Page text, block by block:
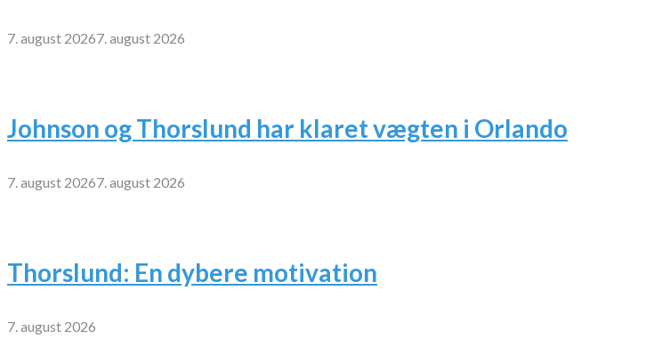
7. august 20267. august 2026
Johnson og Thorslund har klaret vægten i Orlando
7. august 20267. august 2026
Thorslund: En dybere motivation
7. august 2026